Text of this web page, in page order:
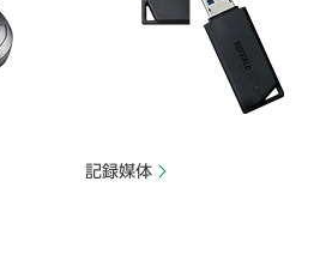
記録媒体